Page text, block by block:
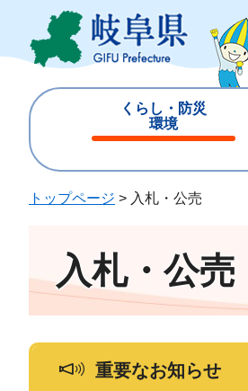
ジ
ュ
くらし・防災
環境
じ
トップページ > 入札・公売
入札・公売
重要なお知らせ